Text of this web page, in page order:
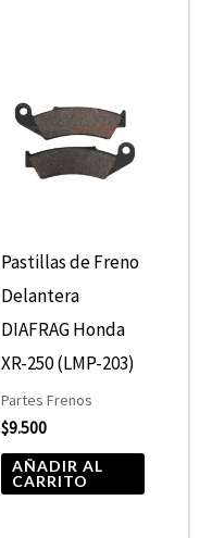
Pastillas de Freno
Delantera
DIAFRAG Honda
XR-250 (LMP-203)
Partes Frenos
$9.500
AÑADIR AL
CARRITO